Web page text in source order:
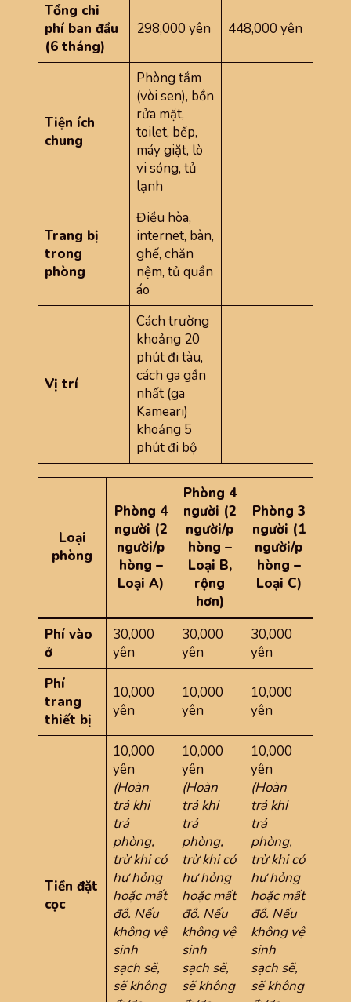
Tổng chi
phí ban đầu
(6 tháng)
298,000 yên 448,000 yên
Tiện ích
chung
Phòng tắm
(vòi sen), bồn
rửa mặt,
toilet, bếp,
máy giặt, lò
vi sóng, tủ
lạnh
Trang bị
trong
phòng
Điều hòa,
internet, bàn,
ghế, chăn
nệm, tủ quần
áo
Vị trí
Cách trường
khoảng 20
phút đi tàu,
cách ga gần
nhất (ga
Kameari)
khoảng 5
phút đi bộ
Loại
phòng
Phòng 4
người (2
người/p
hòng –
Loại A)
Phòng 4
người (2
người/p
hòng –
Loại B,
rộng
hơn)
Phòng 3
người (1
người/p
hòng –
Loại C)
Phí vào
ở
30,000
yên
30,000
yên
30,000
yên
Phí
trang
thiết bị
10,000
yên
10,000
yên
10,000
yên
Tiền đặt
cọc
10,000
yên
(Hoàn
trả khi
trả
phòng,
trừ khi có
hư hỏng
hoặc mất
đồ. Nếu
không vệ
sinh
sạch sẽ,
sẽ không
10,000
yên
(Hoàn
trả khi
trả
phòng,
trừ khi có
hư hỏng
hoặc mất
đồ. Nếu
không vệ
sinh
sạch sẽ,
sẽ không
10,000
yên
(Hoàn
trả khi
trả
phòng,
trừ khi có
hư hỏng
hoặc mất
đồ. Nếu
không vệ
sinh
sạch sẽ,
sẽ không